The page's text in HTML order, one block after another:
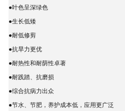
●叶色呈深绿色
●生长低矮
●耐低修剪
●抗旱力更优
●耐热性和耐荫性卓著
●耐践踏、抗磨损
●综合抗病力出众
●节水、节肥，养护成本低，应用更广泛